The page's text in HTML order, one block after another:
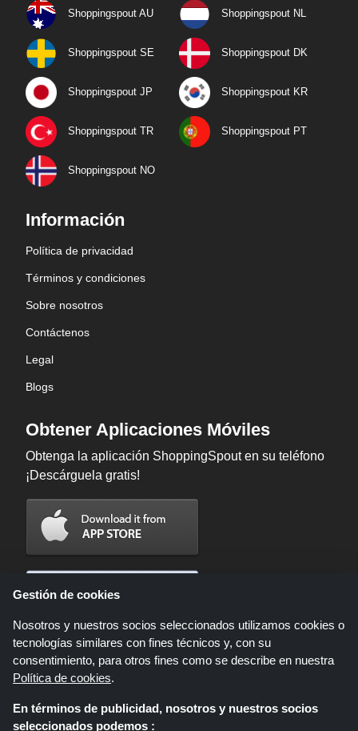
Shoppingspout AU Shoppingspout NL
Shoppingspout SE Shoppingspout DK
Shoppingspout JP Shoppingspout KR
Shoppingspout TR Shoppingspout PT
Shoppingspout NO
Información
Política de privacidad
Términos y condiciones
Sobre nosotros
Contáctenos
Legal
Blogs
Obtener Aplicaciones Móviles
Obtenga la aplicación ShoppingSpout en su teléfono
¡Descárguela gratis!
Shoppingspout.com/es es un sitio web que presenta ofertas, descuentos y
Gestión de cookies
Nosotros y nuestros socios seleccionados utilizamos cookies o
tecnologías similares con fines técnicos y, con su
consentimiento, para otros fines como se describe en nuestra
Política de cookies.
En términos de publicidad, nosotros y nuestros socios
seleccionados podemos :